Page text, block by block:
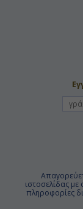
ιστοσελίδας
πληροφορίες